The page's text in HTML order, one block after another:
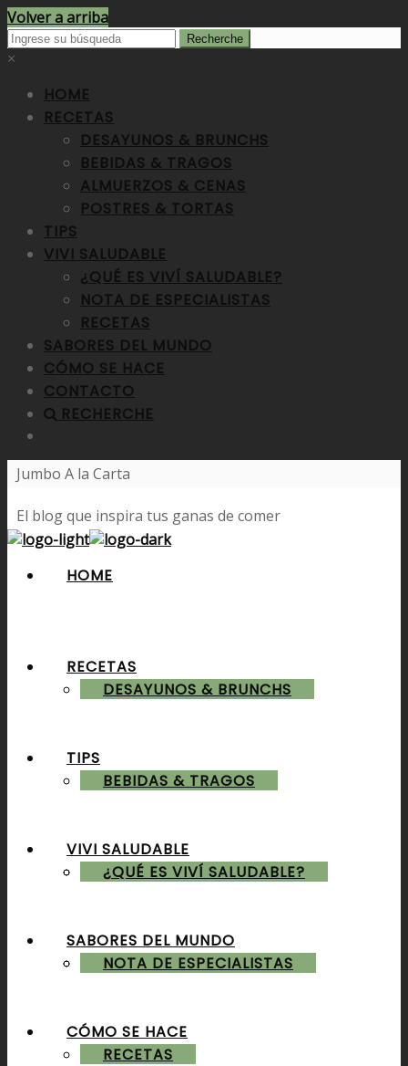
Volver a arriba
×
HOME
RECETAS
DESAYUNOS & BRUNCHS
BEBIDAS & TRAGOS
ALMUERZOS & CENAS
POSTRES & TORTAS
TIPS
VIVI SALUDABLE
¿QUÉ ES VIVÍ SALUDABLE?
NOTA DE ESPECIALISTAS
RECETAS
SABORES DEL MUNDO
CÓMO SE HACE
CONTACTO
RECHERCHE
Jumbo A la Carta
El blog que inspira tus ganas de comer
HOME
RECETAS
DESAYUNOS & BRUNCHS
BEBIDAS & TRAGOS
ALMUERZOS & CENAS
POSTRES & TORTAS
TIPS
VIVI SALUDABLE
¿QUÉ ES VIVÍ SALUDABLE?
NOTA DE ESPECIALISTAS
RECETAS
SABORES DEL MUNDO
CÓMO SE HACE